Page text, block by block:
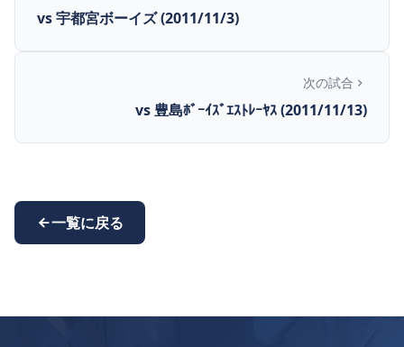
vs 宇都宮ボーイズ (2011/11/3)
次の試合
vs 豊島ﾎﾞｰｲｽﾞｴｽﾄﾚｰﾔｽ (2011/11/13)
一覧に戻る